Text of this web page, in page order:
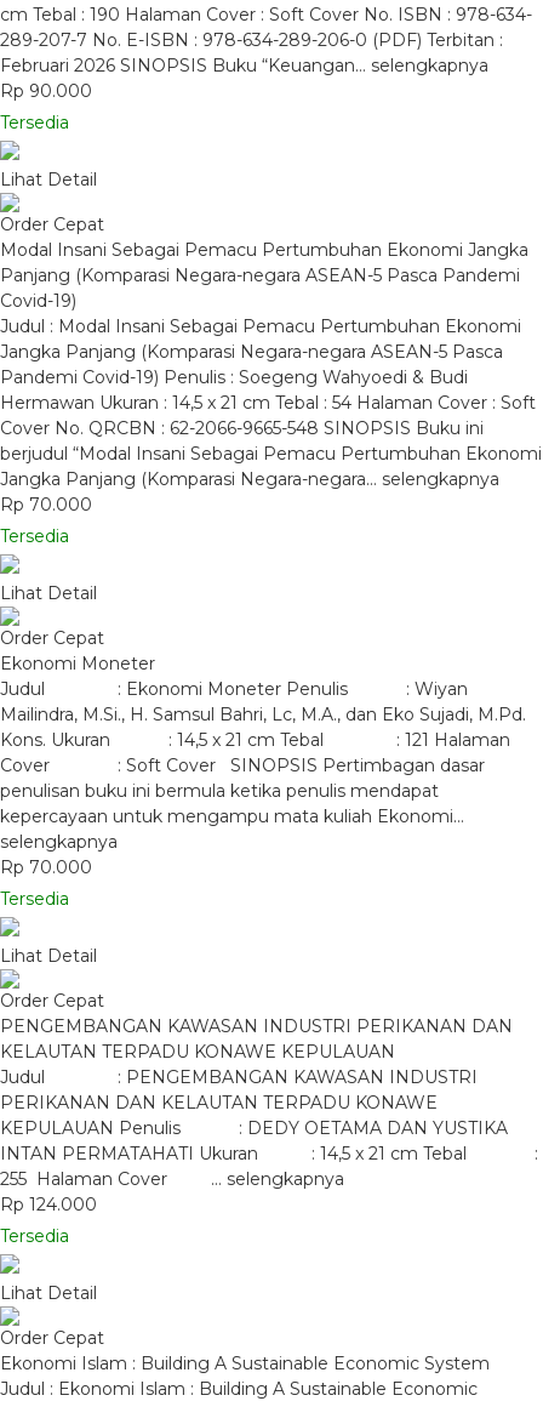
cm Tebal : 190 Halaman Cover : Soft Cover No. ISBN : 978-634-
289-207-7 No. E-ISBN : 978-634-289-206-0 (PDF) Terbitan :
Februari 2026 SINOPSIS Buku “Keuangan… selengkapnya
Rp 90.000
Tersedia
Lihat Detail
Order Cepat
Modal Insani Sebagai Pemacu Pertumbuhan Ekonomi Jangka
Panjang (Komparasi Negara-negara ASEAN-5 Pasca Pandemi
Covid-19)
Judul : Modal Insani Sebagai Pemacu Pertumbuhan Ekonomi
Jangka Panjang (Komparasi Negara-negara ASEAN-5 Pasca
Pandemi Covid-19) Penulis : Soegeng Wahyoedi & Budi
Hermawan Ukuran : 14,5 x 21 cm Tebal : 54 Halaman Cover : Soft
Cover No. QRCBN : 62-2066-9665-548 SINOPSIS Buku ini
berjudul “Modal Insani Sebagai Pemacu Pertumbuhan Ekonomi
Jangka Panjang (Komparasi Negara-negara… selengkapnya
Rp 70.000
Tersedia
Lihat Detail
Order Cepat
Ekonomi Moneter
Judul : Ekonomi Moneter Penulis : Wiyan
Mailindra, M.Si., H. Samsul Bahri, Lc, M.A., dan Eko Sujadi, M.Pd.
Kons. Ukuran : 14,5 x 21 cm Tebal : 121 Halaman
Cover : Soft Cover SINOPSIS Pertimbagan dasar
penulisan buku ini bermula ketika penulis mendapat
kepercayaan untuk mengampu mata kuliah Ekonomi…
selengkapnya
Rp 70.000
Tersedia
Lihat Detail
Order Cepat
PENGEMBANGAN KAWASAN INDUSTRI PERIKANAN DAN
KELAUTAN TERPADU KONAWE KEPULAUAN
Judul : PENGEMBANGAN KAWASAN INDUSTRI
PERIKANAN DAN KELAUTAN TERPADU KONAWE
KEPULAUAN Penulis : DEDY OETAMA DAN YUSTIKA
INTAN PERMATAHATI Ukuran : 14,5 x 21 cm Tebal :
255 Halaman Cover … selengkapnya
Rp 124.000
Tersedia
Lihat Detail
Order Cepat
Ekonomi Islam : Building A Sustainable Economic System
Judul : Ekonomi Islam : Building A Sustainable Economic